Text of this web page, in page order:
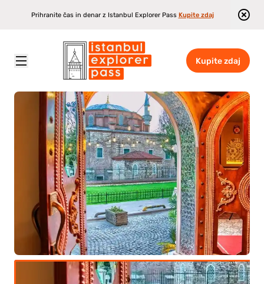
Prihranite čas in denar z Istanbul Explorer Pass Kupite zdaj
Kupite zdaj
Istanbul Explorer Pass \ Atrakcije \ Doživetje v Rumeli Hammam v Istanbulu